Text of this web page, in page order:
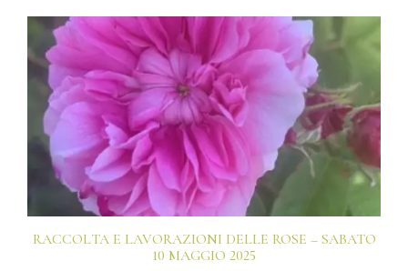
RACCOLTA E LAVORAZIONI DELLE ROSE – SABATO
10 MAGGIO 2025